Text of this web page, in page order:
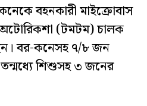
বহনকারী মাইক্রোবাস
অটোরিকশা (টমটম) চালক
বর-কনেসহ ৭/৮ জন
শিশুসহ ৩ জনের